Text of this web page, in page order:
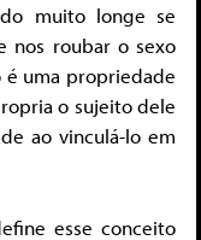
muito longe se
nos roubar o sexo
é uma propriedade
o sujeito dele
ao vinculá-lo em
esse conceito